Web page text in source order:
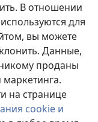
В отношении
для
вы можете
Данные,
проданы
на странице
cookie и
Society of